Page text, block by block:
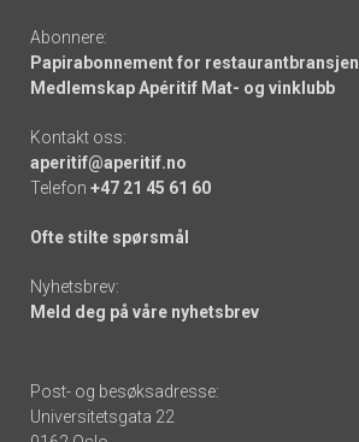
Abonnere:
Papirabonnement for restaurantbransjen
Medlemskap Apéritif Mat- og vinklubb
Kontakt oss:
aperitif@aperitif.no
Telefon +47 21 45 61 60
Ofte stilte spørsmål
Nyhetsbrev:
Meld deg på våre nyhetsbrev
Post- og besøksadresse:
Universitetsgata 22